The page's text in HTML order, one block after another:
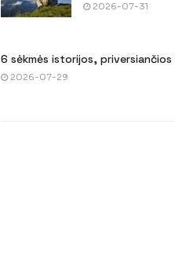
2026-07-31
6 sėkmės istorijos,
2026-07-29